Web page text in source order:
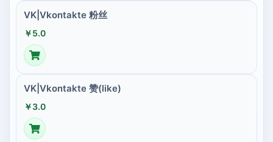
VK|Vkontakte 粉丝
￥5.0
VK|Vkontakte 赞(like)
￥3.0